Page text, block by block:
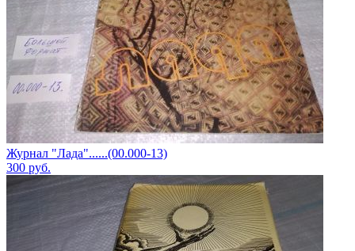
Журнал "Лада"......(00.000-13)
300 руб.